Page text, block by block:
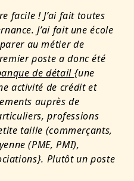
facile ! J’ai fait toutes
J’ai fait une école
au métier de
poste a donc été
de détail {une
activité de crédit et
auprès de
professions
taille (commerçants,
(PME, PMI),
Plutôt un poste